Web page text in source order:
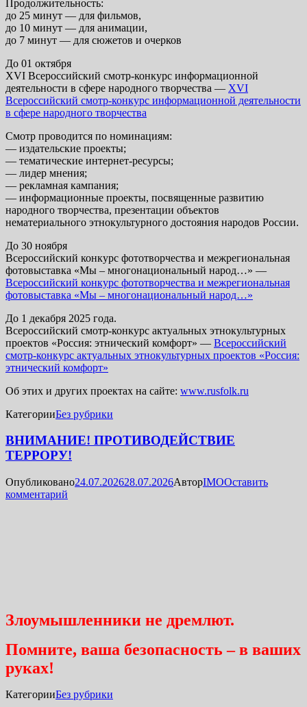
Продолжительность:
до 25 минут — для фильмов,
до 10 минут — для анимации,
до 7 минут — для сюжетов и очерков
До 01 октября
XVI Всероссийский смотр-конкурс информационной
деятельности в сфере народного творчества — XVI
Всероссийский смотр-конкурс информационной деятельности
в сфере народного творчества
Смотр проводится по номинациям:
— издательские проекты;
— тематические интернет-ресурсы;
— лидер мнения;
— рекламная кампания;
— информационные проекты, посвященные развитию
народного творчества, презентации объектов
нематериального этнокультурного достояния народов России.
До 30 ноября
Всероссийский конкурс фототворчества и межрегиональная
фотовыставка «Мы – многонациональный народ…» —
Всероссийский конкурс фототворчества и межрегиональная
фотовыставка «Мы – многонациональный народ…»
До 1 декабря 2025 года.
Всероссийский смотр-конкурс актуальных этнокультурных
проектов «Россия: этнический комфорт» — Всероссийский
смотр-конкурс актуальных этнокультурных проектов «Россия:
этнический комфорт»
Об этих и других проектах на сайте: www.rusfolk.ru
КатегорииБез рубрики
ВНИМАНИЕ! ПРОТИВОДЕЙСТВИЕ
ТЕРРОРУ!
Опубликовано24.07.202628.07.2026АвторIMOОставить
комментарий
Злоумышленники не дремлют.
Помните, ваша безопасность – в ваших
руках!
КатегорииБез рубрики